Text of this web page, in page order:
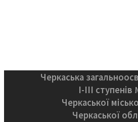
Черкаська
І-ІІІ
Черкаської
Черкаської